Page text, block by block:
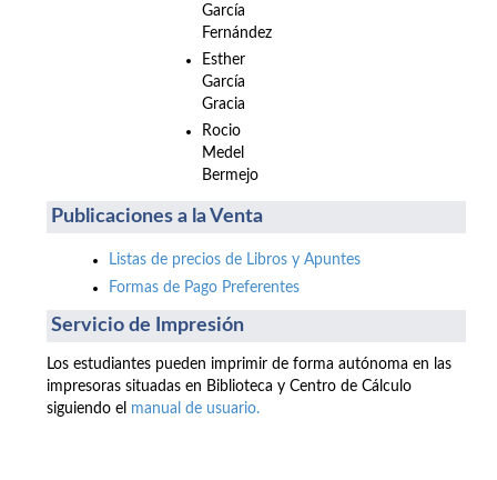
García
Fernández
Esther
García
Gracia
Rocio
Medel
Bermejo
Publicaciones a la Venta
Listas de precios de Libros y Apuntes
Formas de Pago Preferentes
Servicio de Impresión
Los estudiantes pueden imprimir de forma autónoma en las
impresoras situadas en Biblioteca y Centro de Cálculo
siguiendo el manual de usuario.